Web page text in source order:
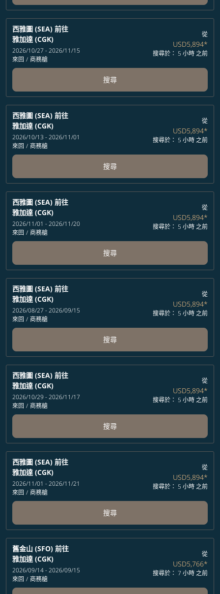
西雅圖 (SEA) 前往
雅加達 (CGK)
2026/10/27 - 2026/11/15
來回 / 商務艙
從
USD5,894*
搜尋於： 5 小時 之前
搜尋
西雅圖 (SEA) 前往
雅加達 (CGK)
2026/10/13 - 2026/11/01
來回 / 商務艙
從
USD5,894*
搜尋於： 5 小時 之前
搜尋
西雅圖 (SEA) 前往
雅加達 (CGK)
2026/11/01 - 2026/11/20
來回 / 商務艙
從
USD5,894*
搜尋於： 5 小時 之前
搜尋
西雅圖 (SEA) 前往
雅加達 (CGK)
2026/08/27 - 2026/09/15
來回 / 商務艙
從
USD5,894*
搜尋於： 5 小時 之前
搜尋
西雅圖 (SEA) 前往
雅加達 (CGK)
2026/10/29 - 2026/11/17
來回 / 商務艙
從
USD5,894*
搜尋於： 5 小時 之前
搜尋
西雅圖 (SEA) 前往
雅加達 (CGK)
2026/11/01 - 2026/11/21
來回 / 商務艙
從
USD5,894*
搜尋於： 5 小時 之前
搜尋
舊金山 (SFO) 前往
雅加達 (CGK)
2026/09/14 - 2026/09/15
來回 / 商務艙
從
USD5,766*
搜尋於： 7 小時 之前